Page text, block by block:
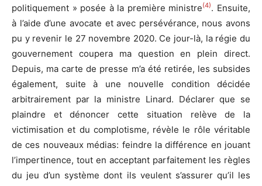
politiquement » posée à la première ministre(4). Ensuite,
à l’aide d’une avocate et avec persévérance, nous avons
pu y revenir le 27 novembre 2020. Ce jour-là, la régie du
gouvernement coupera ma question en plein direct.
Depuis, ma carte de presse m’a été retirée, les subsides
également, suite à une nouvelle condition décidée
arbitrairement par la ministre Linard. Déclarer que se
plaindre et dénoncer cette situation relève de la
victimisation et du complotisme, révèle le rôle véritable
de ces nouveaux médias: feindre la différence en jouant
l’impertinence, tout en acceptant parfaitement les règles
du jeu d’un système dont ils veulent s’assurer qu’il les